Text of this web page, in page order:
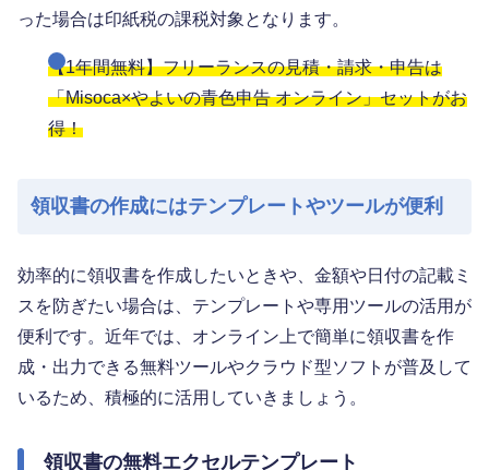
った場合は印紙税の課税対象となります。
【1年間無料】フリーランスの見積・請求・申告は
「Misoca×やよいの青色申告 オンライン」セットがお
得！
領収書の作成にはテンプレートやツールが便利
効率的に領収書を作成したいときや、金額や日付の記載ミ
スを防ぎたい場合は、テンプレートや専用ツールの活用が
便利です。近年では、オンライン上で簡単に領収書を作
成・出力できる無料ツールやクラウド型ソフトが普及して
いるため、積極的に活用していきましょう。
領収書の無料エクセルテンプレート